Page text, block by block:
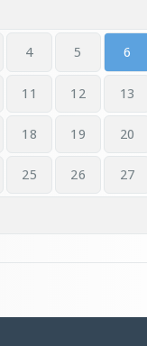
4 5 6
11 12 13
18 19 20
25 26 27